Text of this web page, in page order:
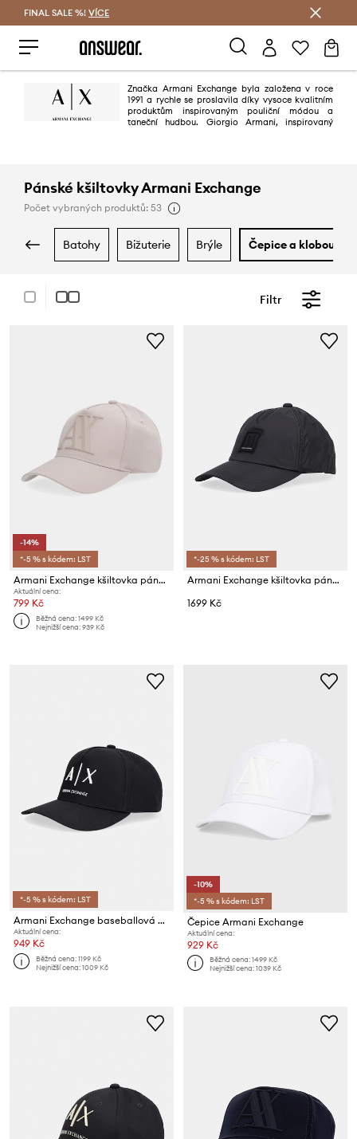
FINAL SALE %! VÍCE
Značka Armani Exchange byla založena v roce
1991 a rychle se proslavila díky vysoce kvalitním
produktům inspirovaným pouliční módou a
taneční hudbou. Giorgio Armani, inspirovaný
Pánské kšiltovky Armani Exchange
Počet vybraných produktů: 53
batohy bižuterie brýle čepice a klobouky
Filtr
-14%
*-5 % s kódem: LST
Armani Exchange kšiltovka pánská
Aktuální cena:
799 Kč
Běžná cena:1499 Kč
Nejnižší cena:939 Kč
*-25 % s kódem: LST
Armani Exchange kšiltovka pánská
1699 Kč
*-5 % s kódem: LST
Armani Exchange baseballová čepice pánská bavlněná
Aktuální cena:
949 Kč
Běžná cena:1199 Kč
Nejnižší cena:1009 Kč
-10%
*-5 % s kódem: LST
Čepice Armani Exchange
Aktuální cena:
929 Kč
Běžná cena:1499 Kč
Nejnižší cena:1039 Kč